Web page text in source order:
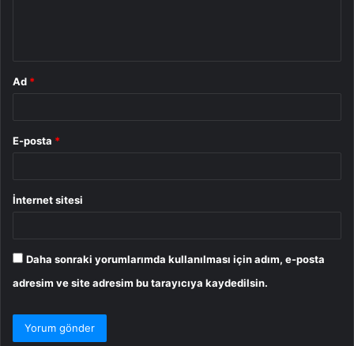
Ad *
E-posta *
İnternet sitesi
Daha sonraki yorumlarımda kullanılması için adım, e-posta
adresim ve site adresim bu tarayıcıya kaydedilsin.